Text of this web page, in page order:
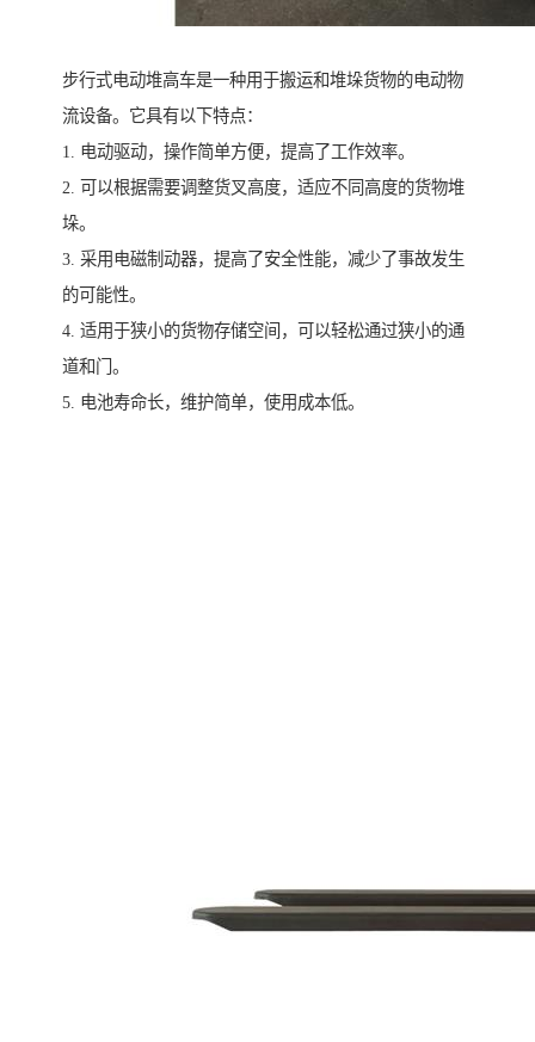
步行式电动堆高车是一种用于搬运和堆垛货物的电动物
流设备。它具有以下特点：
1. 电动驱动，操作简单方便，提高了工作效率。
2. 可以根据需要调整货叉高度，适应不同高度的货物堆
垛。
3. 采用电磁制动器，提高了安全性能，减少了事故发生
的可能性。
4. 适用于狭小的货物存储空间，可以轻松通过狭小的通
道和门。
5. 电池寿命长，维护简单，使用成本低。